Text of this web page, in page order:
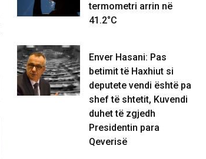
termometri arrin në
41.2°C
Enver Hasani: Pas
betimit të Haxhiut si
deputete vendi është pa
shef të shtetit, Kuvendi
duhet të zgjedh
Presidentin para
Qeverisë